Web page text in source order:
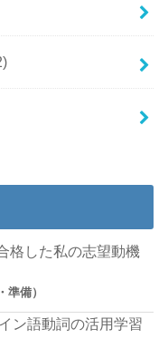
格した私の志望動機
準備）
ン語動詞の活用学習